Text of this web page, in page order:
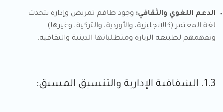
الدعم اللغوي والثقافي: وجود طاقم تمريض وإدارة يتحدث
لغة المعتمر (كالإنجليزية، والأوردية، والتركية، وغيرها)
وتفهمهم لطبيعة الزيارة ومتطلباتها الدينية والثقافية.
1.3. الشفافية الإدارية والتنسيق المسبق: